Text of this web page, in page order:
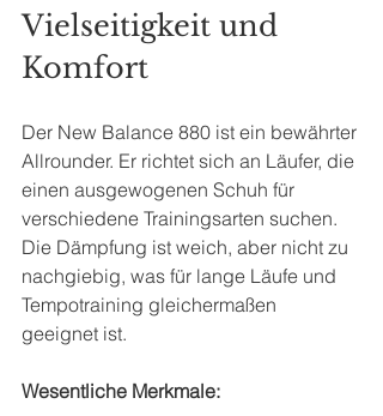
Vielseitigkeit und
Komfort
Der New Balance 880 ist ein bewährter
Allrounder. Er richtet sich an Läufer, die
einen ausgewogenen Schuh für
verschiedene Trainingsarten suchen.
Die Dämpfung ist weich, aber nicht zu
nachgiebig, was für lange Läufe und
Tempotraining gleichermaßen
geeignet ist.
Wesentliche Merkmale: